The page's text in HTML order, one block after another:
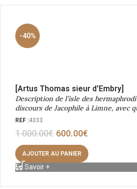
-40%
[Artus Thomas sieur d'Embry]
Description de l’isle des
discours de Jacophile à Limne, avec
REF :4333
1 000.00€ 600.00€
AJOUTER AU PANIER
En Savoir +